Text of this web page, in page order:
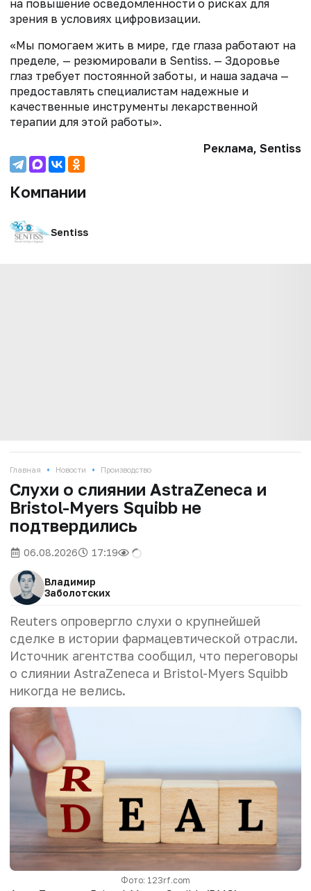
на повышение осведомленности о рисках для
зрения в условиях цифровизации.
«Мы помогаем жить в мире, где глаза работают на
пределе, — резюмировали в Sentiss. — Здоровье
глаз требует постоянной заботы, и наша задача —
предоставлять специалистам надежные и
качественные инструменты лекарственной
терапии для этой работы».
Реклама, Sentiss
Компании
Sentiss
Главная • Новости • Производство
Слухи о слиянии AstraZeneca и
Bristol-Myers Squibb не
подтвердились
06.08.2026 17:19
Владимир
Заболотских
Reuters опровергло слухи о крупнейшей
сделке в истории фармацевтической отрасли.
Источник агентства сообщил, что переговоры
о слиянии AstraZeneca и Bristol-Myers Squibb
никогда не велись.
Фото: 123rf.com